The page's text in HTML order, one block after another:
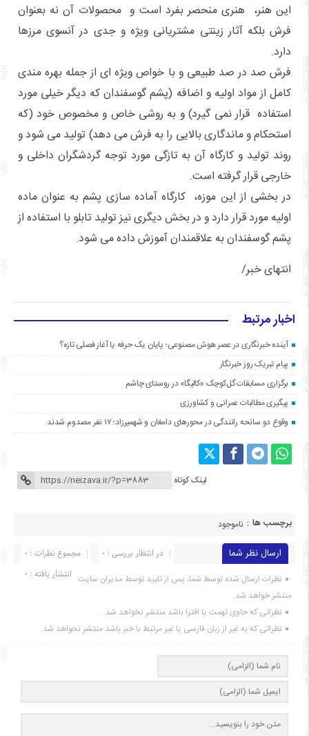
این هنر، هنری منحصر بفرد است و محصولات آن نه بعنوان
فرش بلکه آثار زینتی مشتریانی ویژه و جدی در آنسوی مرزها
دارد.
فرش صد در صد طبیعی و با خواص ویژه ای از جمله بهره مندی
کامل از مواد اولیه و اضافه (پشم گوسفندان که دیگر خیلی مورد
استفاده قرار نمی گیرد) و به روشی خاص و مخصوص خود (که
استحکام و ماندگاری بالایی را به فرش می دهد) تولید می شود و
روند تولید و کارگاه آن به تازگی مورد توجه گردشگران داخلی و
خارجی قرار گرفته است.
در بخشی از این موزه، کارگاه آماده سازی پشم به عنوان ماده
اولیه مورد قرار دارد و در بخش دیگری نیز تولید تابلو با استفاده از
پشم گوسفندان به علاقمندان آموزش داده می شود.
انتهای خبر/
اخبار مرتبط
آینده خبرنگاری در عصر هوش مصنوعی؛ پایان یک حرفه یا آغاز فصلی تازه؟
پیام تبریک روز خبرنگار
برگزاری مسابقات گل‌کوچک «کالیگا» در روستای چاشم
پیگیری مطالبات عمرانی و کشاورزی
وقوع دو سانحه رانندگی در محورهای دامغان و شهمیرزاد؛ ۱۷ نفر مصدوم شدند
لینک کوتاه
برچسب ها : ناموجود
ارسال نظر شما مجموع نظرات : 0
در انتظار بررسی : 0
انتشار یافته : ۰ نظرات ارسال شده توسط شما، پس از تایید توسط مدیران سایت
منتشر خواهد شد.
نظراتی که حاوی تهمت یا افترا باشد منتشر نخواهد شد.
نظراتی که به غیر از زبان فارسی یا غیر مرتبط با خبر باشد منتشر نخواهد شد.